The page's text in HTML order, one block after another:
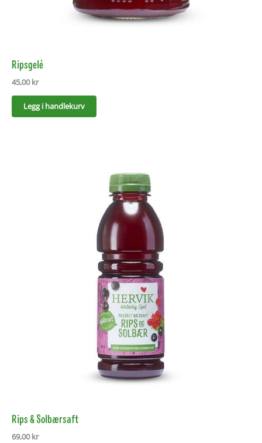
Ripsgelé
45,00kr
Legg i handlekurv
Rips & Solbærsaft
69,00kr